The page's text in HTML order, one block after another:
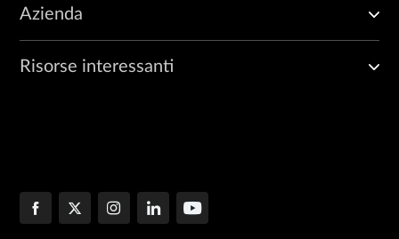
Azienda
Risorse interessanti